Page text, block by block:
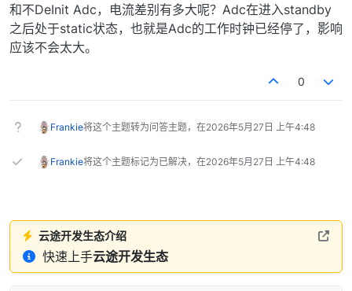
和不DeInit Adc，电流差别有多大呢？Adc在进入standby
之后处于static状态，也就是Adc的工作时钟已经停了，影响
应该不会太大。
0
Frankie将这个主题转为问答主题，在2026年5月27日 上午4:48
Frankie将这个主题标记为已解决，在2026年5月27日 上午4:48
云途开发生态介绍
快速上手云途开发生态